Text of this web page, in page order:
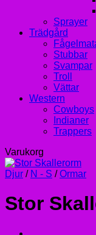
Sprayer
Trädgård
Stubbar
Svampar
Troll
Vättar
Western
Cowboys
Indianer
Trappers
Varukorg
Djur / N - S / Ormar
Stor